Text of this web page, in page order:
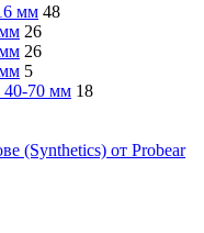
мм 48
26
26
5
40-70 мм 18
(Synthetics) от Probear